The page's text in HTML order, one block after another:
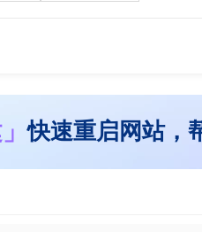
快速重启网站，